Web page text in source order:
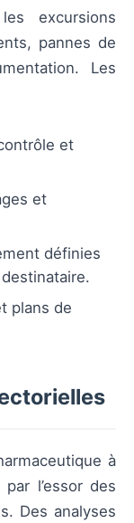
excursions
pannes de
Les
et
et
définies
plans de
à
l’essor des
Des analyses